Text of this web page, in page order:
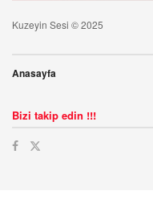
Kuzeyin Sesi © 2025
Anasayfa
Bizi takip edin !!!